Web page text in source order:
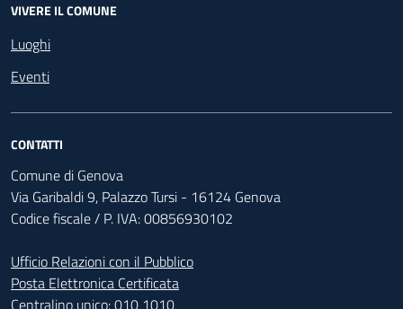
VIVERE IL COMUNE
Luoghi
Eventi
CONTATTI
Comune di Genova
Via Garibaldi 9, Palazzo Tursi - 16124 Genova
Codice fiscale / P. IVA: 00856930102
Ufficio Relazioni con il Pubblico
Posta Elettronica Certificata
Centralino unico:010 1010